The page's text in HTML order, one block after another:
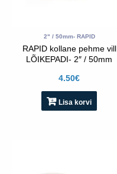
2" / 50mm- RAPID
RAPID kollane pehme vill
LÕIKEPADI- 2″ / 50mm
4.50€
Lisa korvi